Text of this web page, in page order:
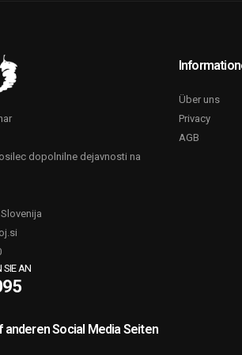
dopolnilne dejavnosti na
SIE AN
anderen Social Media Seiten
Über uns
Privacy
AGB